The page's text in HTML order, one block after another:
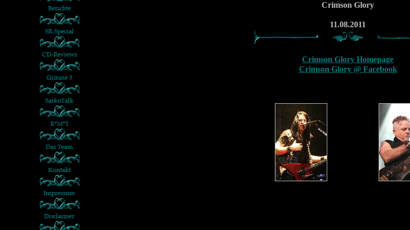
Crimson Glory
11.08.2011
Crimson Glory Homepage
Crimson Glory @ Facebook